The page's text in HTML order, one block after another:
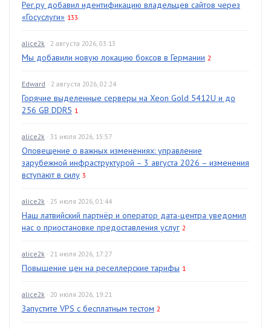
Рег.ру добавил идентификацию владельцев сайтов через
«Госуслуги» 133
alice2k · 2 августа 2026, 03:13
Мы добавили новую локацию боксов в Германии 2
Edward · 2 августа 2026, 02:24
Горячие выделенные серверы на Xeon Gold 5412U и до
256 GB DDR5 1
alice2k · 31 июля 2026, 15:57
Оповещение о важных изменениях: управление
зарубежной инфраструктурой – 3 августа 2026 – изменения
вступают в силу 3
alice2k · 25 июля 2026, 01:44
Наш латвийский партнёр и оператор дата-центра уведомил
нас о приостановке предоставления услуг 2
alice2k · 21 июля 2026, 17:27
Повышение цен на реселлерские тарифы 1
alice2k · 20 июля 2026, 19:21
Запустите VPS с бесплатным тестом 2